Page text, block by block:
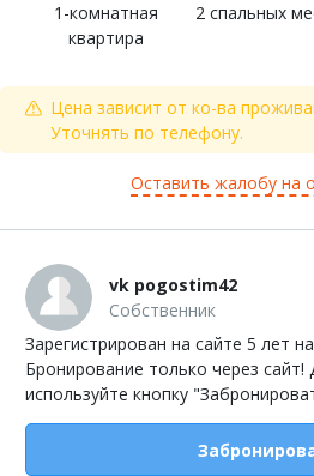
1-комнатная
квартира
2 спальных
Цена зависит от ко-ва
Уточнять по телефону.
Оставить жалобу на
vk pogostim42
Собственник
Зарегистрирован на сайте 5 лет
Бронирование только через
используйте кнопку